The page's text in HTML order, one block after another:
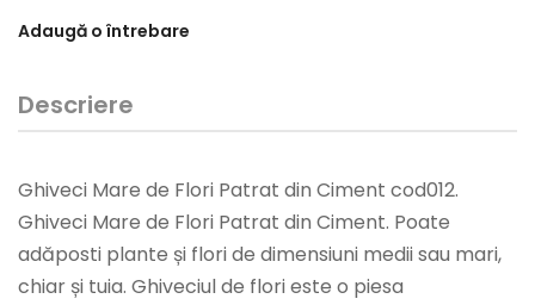
Adaugă o întrebare
Descriere
Ghiveci Mare de Flori Patrat din Ciment cod012.
Ghiveci Mare de Flori Patrat din Ciment. Poate
adăposti plante și flori de dimensiuni medii sau mari,
chiar și tuia. Ghiveciul de flori este o piesa